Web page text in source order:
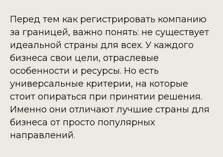
Перед тем как регистрировать компанию
за границей, важно понять: не существует
идеальной страны для всех. У каждого
бизнеса свои цели, отраслевые
особенности и ресурсы. Но есть
универсальные критерии, на которые
стоит опираться при принятии решения.
Именно они отличают лучшие страны для
бизнеса от просто популярных
направлений.